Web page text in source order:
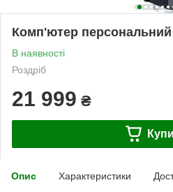
Комп'ютер
В наявності
Роздріб
21 999 ₴
Опис Характеристики